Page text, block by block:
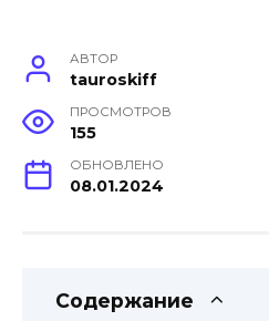
АВТОР
tauroskiff
ПРОСМОТРОВ
155
ОБНОВЛЕНО
08.01.2024
Содержание